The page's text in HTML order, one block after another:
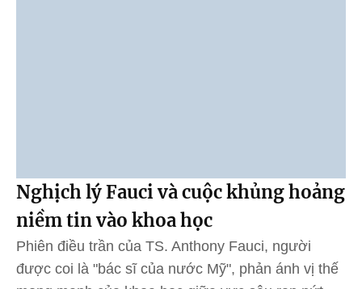
Nghịch lý Fauci và cuộc khủng hoảng
niềm tin vào khoa học
Phiên điều trần của TS. Anthony Fauci, người
được coi là "bác sĩ của nước Mỹ", phản ánh vị thế